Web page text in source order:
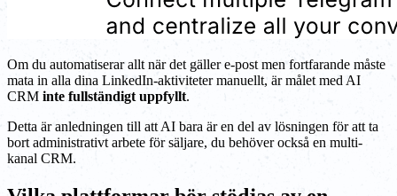
Om du automatiserar allt när det gäller e-post men fortfarande måste
mata in alla dina LinkedIn-aktiviteter manuellt, är målet med AI
CRM inte fullständigt uppfyllt.
Detta är anledningen till att AI bara är en del av lösningen för att ta
bort administrativt arbete för säljare, du behöver också en multi-
kanal CRM.